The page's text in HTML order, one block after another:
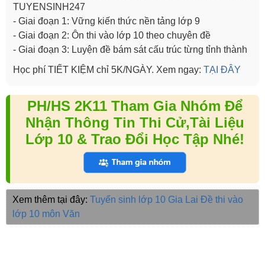
TUYENSINH247
- Giai đoạn 1: Vững kiến thức nền tảng lớp 9
- Giai đoạn 2: Ôn thi vào lớp 10 theo chuyên đề
- Giai đoạn 3: Luyện đề bám sát cấu trúc từng tỉnh thành
Học phí TIẾT KIỆM chỉ 5K/NGÀY. Xem ngay: TẠI ĐÂY
PH/HS 2K11 Tham Gia Nhóm Để
Nhận Thông Tin Thi Cử,Tài Liệu
Lớp 10 & Trao Đổi Học Tập Nhé!
Xem thêm tại đây: Tuyển sinh lớp 10 Gia Lai Đề thi vào
lớp 10 môn Văn